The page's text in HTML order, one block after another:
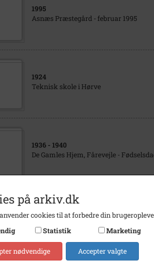
1995
Asnæs Præstegård - februar 1995
1924
Teknisk skole i Hørve
1936 - 1940
De Gamles Hjem, Fårevejle -
1955- 1960
på arkiv.dk
cookies til at forbedre din
Statistik Marketing
nødvendige Accepter valgte